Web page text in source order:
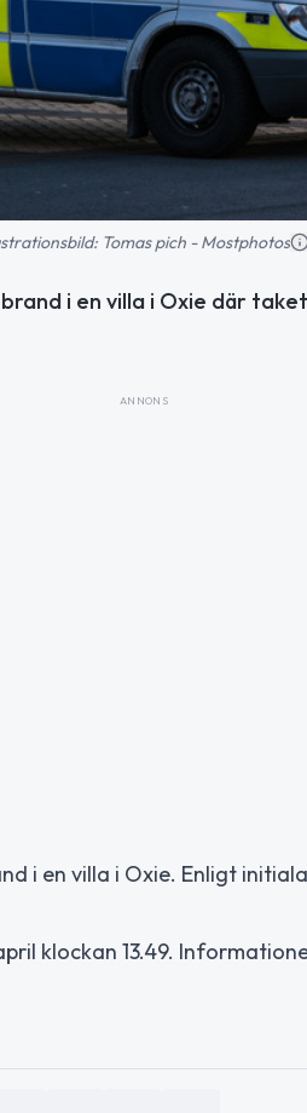
Tomas pich - Mostphotos
i en villa i Oxie där
ANNONS
i en villa i Oxie. Enligt
klockan 13.49.